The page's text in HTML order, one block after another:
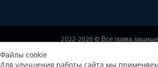
Файлы cookie
Для улучшения работы сайта мы
2022-2026 © Все права
Политика конфиденциальности